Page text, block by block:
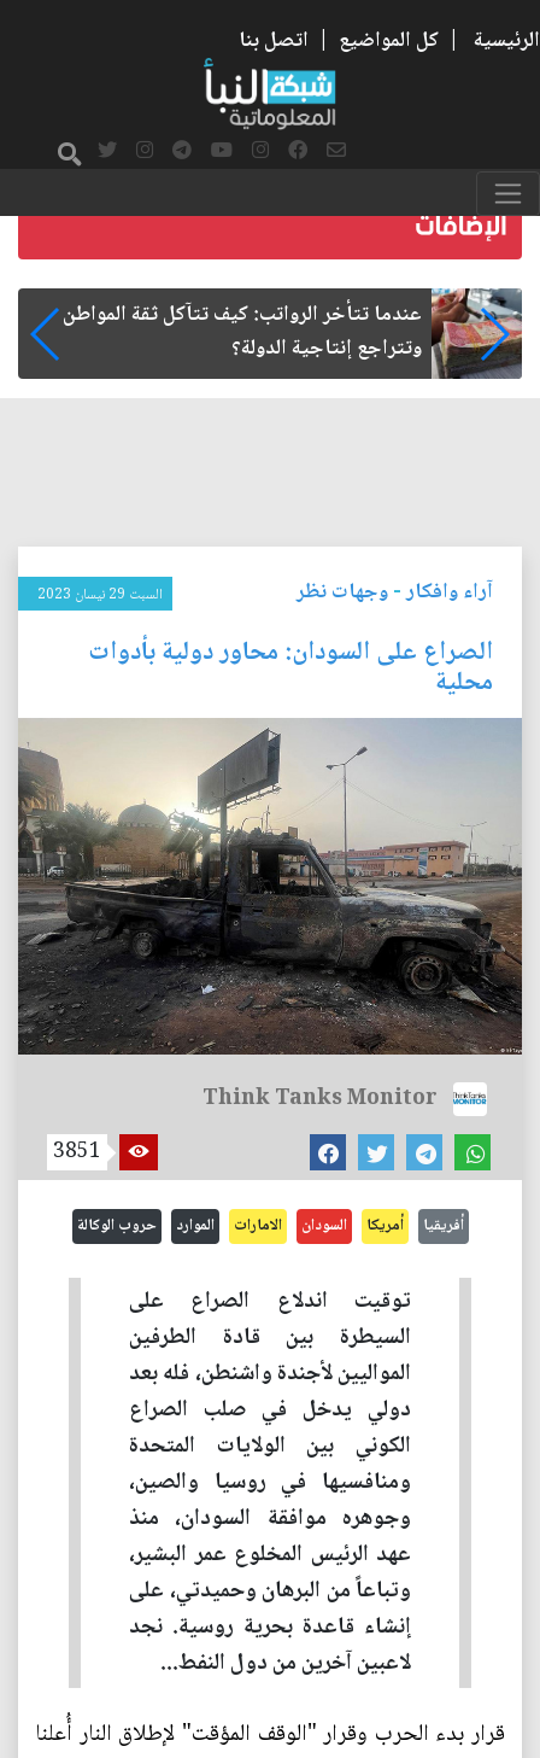
الرئيسية | كل المواضيع | اتصل بنا
صمت الطريق بعد الأربعين
آراء وافكار-وجهات نظر السبت 29 نيسان 2023
الصراع على السودان: محاور دولية بأدوات
محلية
Think Tanks Monitor
3851
أفريقيا أمريكا السودان الامارات الموارد حروب الوكالة
توقيت اندلاع الصراع على
السيطرة بين قادة الطرفين
المواليين لأجندة واشنطن، فله بعد
دولي يدخل في صلب الصراع
الكوني بين الولايات المتحدة
ومنافسيها في روسيا والصين،
وجوهره موافقة السودان، منذ
عهد الرئيس المخلوع عمر البشير،
وتباعاً من البرهان وحميدتي، على
إنشاء قاعدة بحرية روسية. نجد
لاعبين آخرين من دول النفط...
قرار بدء الحرب وقرار "الوقف المؤقت" لإطلاق النار أُعلنا